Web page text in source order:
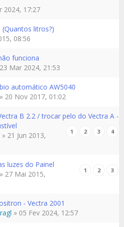
2024, 17:27
litros?)
08:56
funciona
Mar 2024, 21:53
automático AW5040
» 20 Nov 2017, 01:02
B 2.2 / trocar pelo do Vectra A -
1 2 3 4
» 21 Jun 2013,
luzes do Painel
1 2 3
» 27 Mai 2015,
- Vectra 2001
» 05 Fev 2024, 12:57